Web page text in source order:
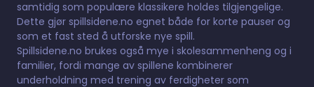
samtidig som populære klassikere holdes tilgjengelige.
Dette gjør spillsidene.no egnet både for korte pauser og
som et fast sted å utforske nye spill.
Spillsidene.no brukes også mye i skolesammenheng og i
familier, fordi mange av spillene kombinerer
underholdning med trening av ferdigheter som